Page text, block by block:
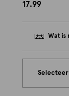
17.99
Wat is